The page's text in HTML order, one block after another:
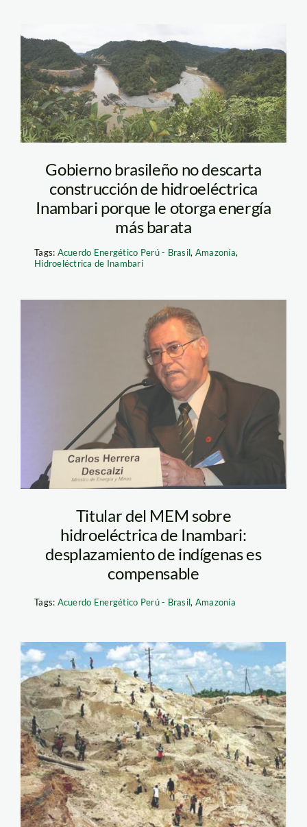
inambari_tm
Gobierno brasileño no descarta
construcción de hidroeléctrica
Inambari porque le otorga energía
más barata
Tags: Acuerdo Energético Perú - Brasil, Amazonía,
Hidroeléctrica de Inambari
herrera_descalzi_minem
Titular del MEM sobre
hidroeléctrica de Inambari:
desplazamiento de indígenas es
compensable
Tags: Acuerdo Energético Perú - Brasil, Amazonía
mineria_inambari_puno